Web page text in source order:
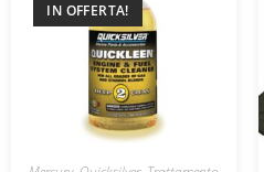
IN OFFERTA!